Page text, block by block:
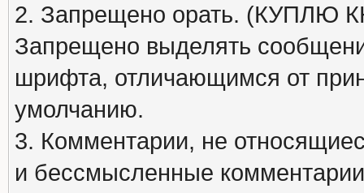
2. Запрещено орать. (КУПЛЮ
Запрещено выделять
шрифта, отличающимся от
умолчанию.
3. Комментарии, не
и бессмысленные